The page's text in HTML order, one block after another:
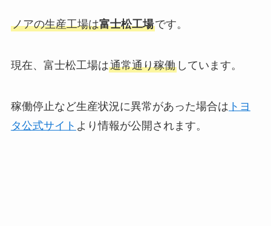
ノアの生産工場は富士松工場です。
現在、富士松工場は通常通り稼働しています。
稼働停止など生産状況に異常があった場合は トヨ
タ公式サイト より情報が公開されます。